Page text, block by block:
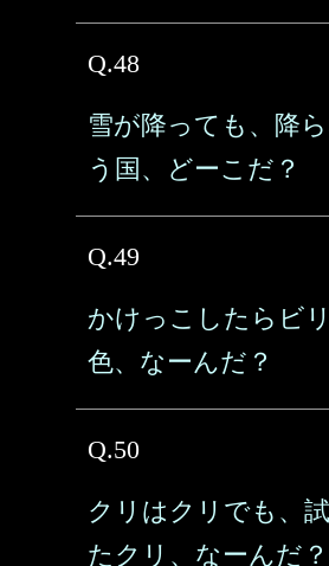
Q.48
雪が降っても、降
う国、どーこだ？
Q.49
かけっこしたらビ
色、なーんだ？
Q.50
クリはクリでも、
たクリ、なーんだ？